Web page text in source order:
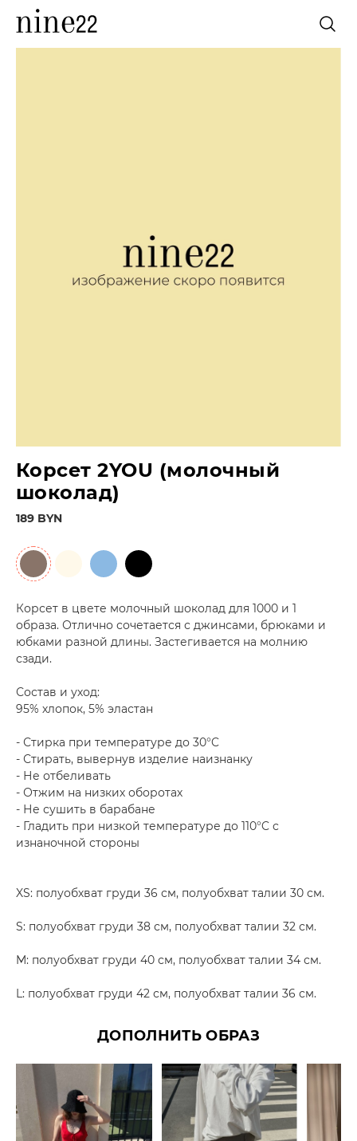
Корсет 2YOU (молочный
шоколад)
189 BYN
Корсет в цвете молочный шоколад для 1000 и 1
образа. Отлично сочетается с джинсами, брюками и
юбками разной длины. Застегивается на молнию
сзади.
Состав и уход:
95% хлопок, 5% эластан
- Стирка при температуре до 30°C
- Стирать, вывернув изделие наизнанку
- Не отбеливать
- Отжим на низких оборотах
- Не сушить в барабане
- Гладить при низкой температуре до 110°C с
изнаночной стороны
XS: полуобхват груди 36 см, полуобхват талии 30 см.
S: полуобхват груди 38 см, полуобхват талии 32 см.
M: полуобхват груди 40 см, полуобхват талии 34 см.
L: полуобхват груди 42 см, полуобхват талии 36 см.
ДОПОЛНИТЬ ОБРАЗ